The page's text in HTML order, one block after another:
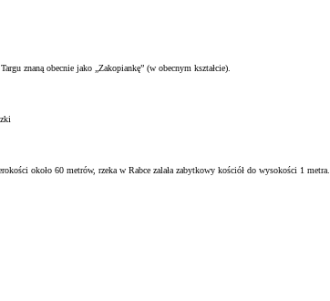
znaną obecnie jako „Zakopiankę” (w obecnym kształcie).
około 60 metrów, rzeka w Rabce zalała zabytkowy kościół do wysokości 1 metra.